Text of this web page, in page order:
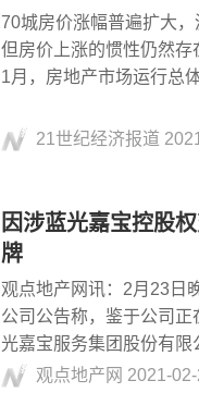
70城房价涨幅普遍扩大，源自交易量
但房价上涨的惯性仍然存
1月，房地产市场运行总
21世纪经济报道
因涉蓝光嘉宝控股
牌
观点地产网讯：2月23日
公司公告称，鉴于公司
光嘉宝服务集团股份有
观点地产网 2021-